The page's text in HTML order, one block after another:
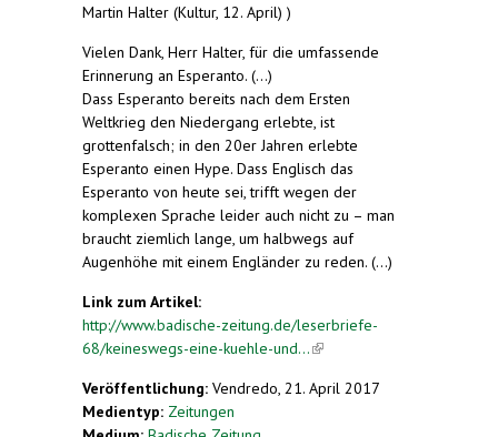
Martin Halter (Kultur, 12. April) )
Vielen Dank, Herr Halter, für die umfassende
Erinnerung an Esperanto. (...)
Dass Esperanto bereits nach dem Ersten
Weltkrieg den Niedergang erlebte, ist
grottenfalsch; in den 20er Jahren erlebte
Esperanto einen Hype. Dass Englisch das
Esperanto von heute sei, trifft wegen der
komplexen Sprache leider auch nicht zu – man
braucht ziemlich lange, um halbwegs auf
Augenhöhe mit einem Engländer zu reden. (...)
Link zum Artikel:
http://www.badische-zeitung.de/leserbriefe-
68/keineswegs-eine-kuehle-und...(link is external)
Veröffentlichung: Vendredo, 21. April 2017
Medientyp: Zeitungen